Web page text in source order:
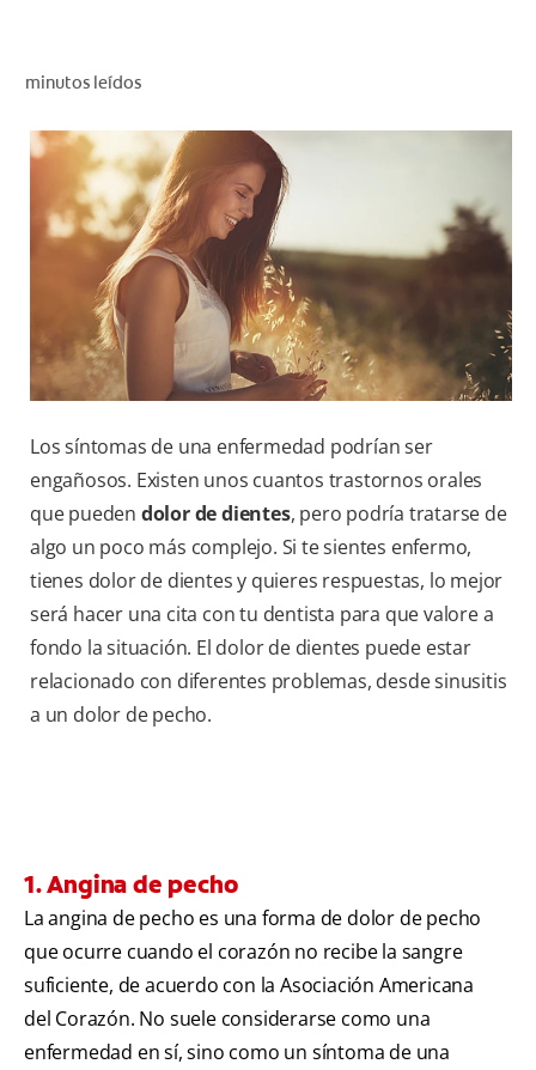
PA (ES)
minutos leídos
Los síntomas de una enfermedad podrían ser
engañosos. Existen unos cuantos trastornos orales
que pueden dolor de dientes, pero podría tratarse de
algo un poco más complejo. Si te sientes enfermo,
tienes dolor de dientes y quieres respuestas, lo mejor
será hacer una cita con tu dentista para que valore a
fondo la situación. El dolor de dientes puede estar
relacionado con diferentes problemas, desde sinusitis
a un dolor de pecho.
1. Angina de pecho
La angina de pecho es una forma de dolor de pecho
que ocurre cuando el corazón no recibe la sangre
suficiente, de acuerdo con la Asociación Americana
del Corazón. No suele considerarse como una
enfermedad en sí, sino como un síntoma de una